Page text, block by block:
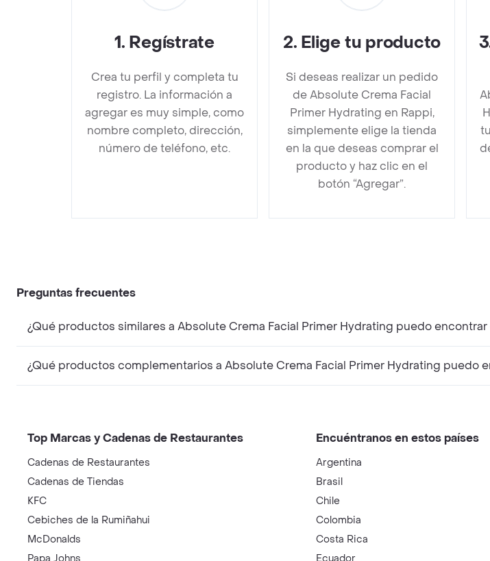
1. Regístrate
Crea tu perfil y completa tu
registro. La información a
agregar es muy simple, como
nombre completo, dirección,
número de teléfono, etc.
2. Elige tu producto
Si deseas realizar un pedido
de Absolute Crema Facial
Primer Hydrating en Rappi,
simplemente elige la tienda
en la que deseas comprar el
producto y haz clic en el
botón “Agregar”.
3
Preguntas frecuentes
¿Qué productos similares a Absolute Crema Facial Primer Hydrating puedo encontrar
¿Qué productos complementarios a Absolute Crema Facial Primer Hydrating puedo
Top Marcas y Cadenas de Restaurantes
Cadenas de Restaurantes
Cadenas de Tiendas
KFC
Cebiches de la Rumiñahui
McDonalds
Papa Johns
Encuéntranos en estos países
Argentina
Brasil
Chile
Colombia
Costa Rica
Ecuador